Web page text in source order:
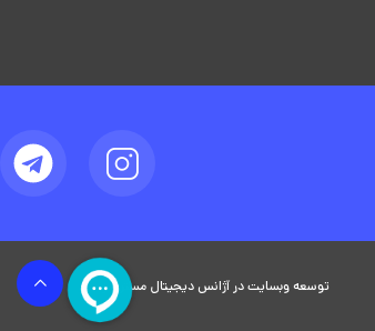
توسعه وبسایت در آژانس دیجیتال مستر ادز